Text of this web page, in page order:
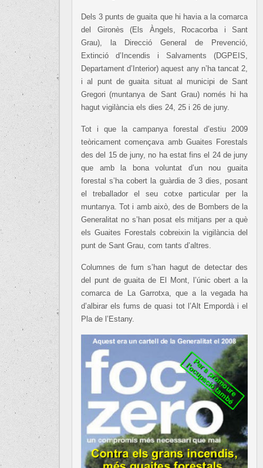
Dels 3 punts de guaita que hi havia a la comarca
del Gironès (Els Àngels, Rocacorba i Sant
Grau), la Direcció General de Prevenció,
Extinció d’Incendis i Salvaments (DGPEIS,
Departament d’Interior) aquest any n’ha tancat 2,
i al punt de guaita situat al municipi de Sant
Gregori (muntanya de Sant Grau) només hi ha
hagut vigilància els dies 24, 25 i 26 de juny.
Tot i que la campanya forestal d’estiu 2009
teòricament començava amb Guaites Forestals
des del 15 de juny, no ha estat fins el 24 de juny
que amb la bona voluntat d’un nou guaita
forestal s’ha cobert la guàrdia de 3 dies, posant
el treballador el seu cotxe particular per la
muntanya. Tot i amb això, des de Bombers de la
Generalitat no s’han posat els mitjans per a què
els Guaites Forestals cobreixin la vigilància del
punt de Sant Grau, com tants d’altres.
Columnes de fum s’han hagut de detectar des
del punt de guaita de El Mont, l’únic obert a la
comarca de La Garrotxa, que a la vegada ha
d’albirar els fums de quasi tot l’Alt Empordà i el
Pla de l’Estany.